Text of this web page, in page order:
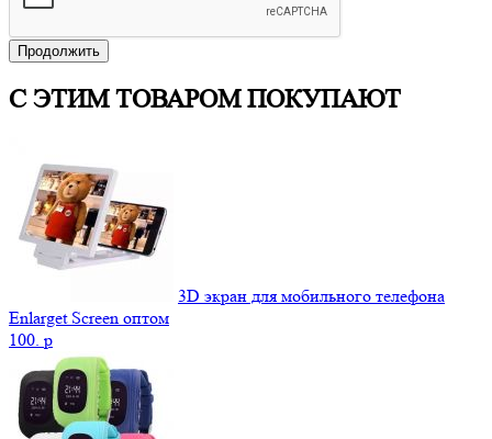
Продолжить
С ЭТИМ ТОВАРОМ ПОКУПАЮТ
3D экран для мобильного телефона
Enlarget Screen оптом
100. p